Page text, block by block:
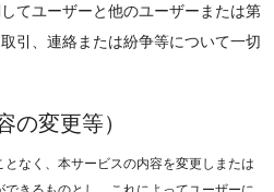
てユーザーと他のユーザーまたは第
引、連絡または紛争等について一切
の変更等）
なく、本サービスの内容を変更しまたは